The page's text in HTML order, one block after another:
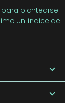
plantearse
un índice de